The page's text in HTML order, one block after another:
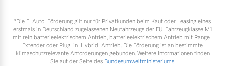
*Die E‑Auto-Förderung gilt nur für Privatkunden beim Kauf oder Leasing eines
erstmals in Deutschland zugelassenen Neufahrzeugs der EU-Fahrzeugklasse M1
mit rein batterieelektrischem Antrieb, batterieelektrischem Antrieb mit Range-
Extender oder Plug-in-Hybrid-Antrieb. Die Förderung ist an bestimmte
klimaschutzrelevante Anforderungen gebunden. Weitere Informationen finden
Sie auf der Seite des Bundesumweltministeriums.